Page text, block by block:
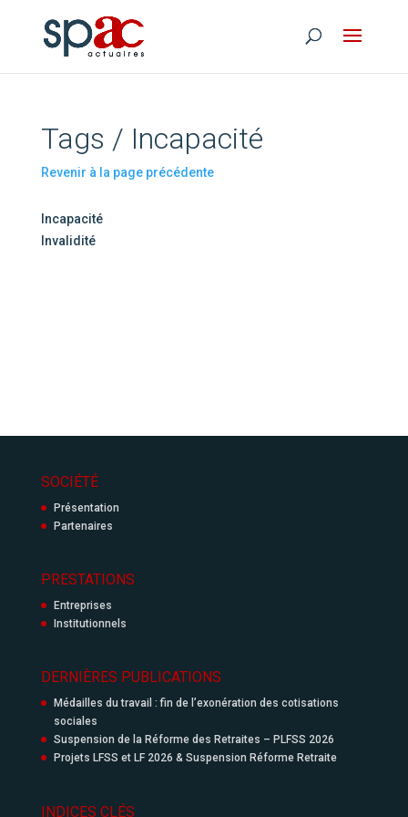
Tags / Incapacité
Revenir à la page précédente
Incapacité
Invalidité
SOCIÉTÉ
Présentation
Partenaires
PRESTATIONS
Entreprises
Institutionnels
DERNIÈRES PUBLICATIONS
Médailles du travail : fin de l’exonération des cotisations
sociales
Suspension de la Réforme des Retraites – PLFSS 2026
Projets LFSS et LF 2026 & Suspension Réforme Retraite
INDICES CLÉS